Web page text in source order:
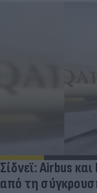
Σίδνεϊ: Airbus
από τη